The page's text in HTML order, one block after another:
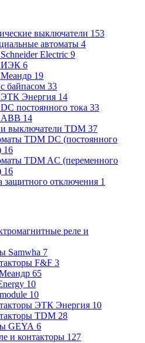
выключатели 153
автоматы 4
Electric 9
ИЭК 6
19
байпасом 33
Энергия 14
постоянного тока 33
14
выключатели TDM 37
TDM DC (постоянного
16
TDM AC (переменного
16
защитного отключения 1
реле и
Samwha 7
F&F 3
65
10
10
ЭТК Энергия 10
TDM 28
GEYA 6
и контакторы 127